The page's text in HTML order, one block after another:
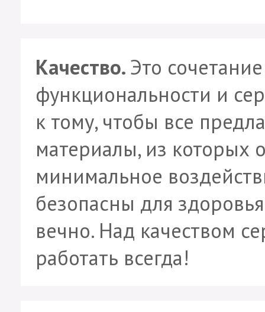
Качество.Это
функциональности и
к тому, чтобы все
материалы, из которых
минимальное
безопасны для
вечно. Над качеством
работать всегда!